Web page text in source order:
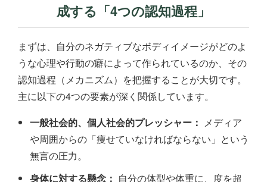
成する「4つの認知過程」
まずは、自分のネガティブなボディイメージがどのよ
うな心理や行動の癖によって作られているのか、その
認知過程（メカニズム）を把握することが大切です。
主に以下の4つの要素が深く関係しています。
一般社会的、個人社会的プレッシャー： メディア
や周囲からの「痩せていなければならない」という
無言の圧力。
身体に対する懸念： 自分の体型や体重に、度を超